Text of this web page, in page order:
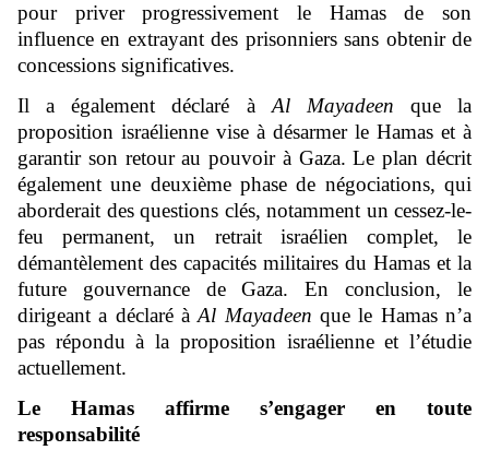
pour priver progressivement le Hamas de son
influence en extrayant des prisonniers sans obtenir de
concessions significatives.
Il a également déclaré à Al Mayadeen que la
proposition israélienne vise à désarmer le Hamas et à
garantir son retour au pouvoir à Gaza. Le plan décrit
également une deuxième phase de négociations, qui
aborderait des questions clés, notamment un cessez-le-
feu permanent, un retrait israélien complet, le
démantèlement des capacités militaires du Hamas et la
future gouvernance de Gaza. En conclusion, le
dirigeant a déclaré àAl Mayadeen que le Hamas n’a
pas répondu à la proposition israélienne et l’étudie
actuellement.
Le Hamas affirme s’engager en toute
responsabilité